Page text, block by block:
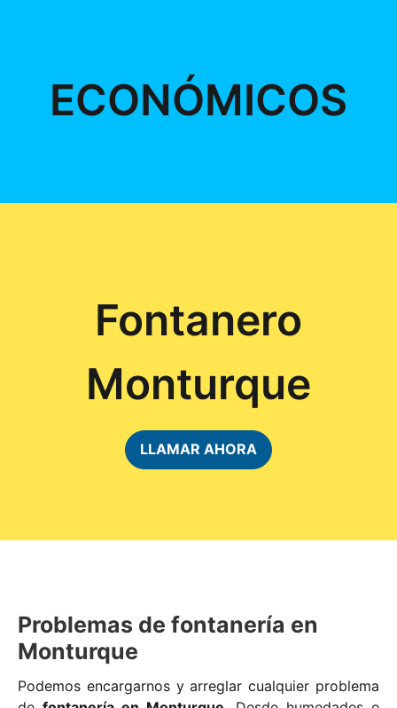
ECONÓMICOS
Fontanero
Monturque
LLAMAR AHORA
Problemas de fontanería en
Monturque
Podemos encargarnos y arreglar cualquier problema